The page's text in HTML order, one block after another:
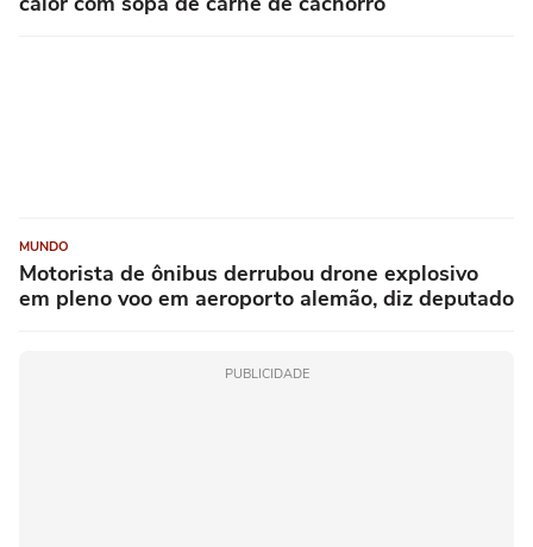
MUNDO
Motorista de ônibus derrubou drone explosivo
em pleno voo em aeroporto alemão, diz deputado
PUBLICIDADE